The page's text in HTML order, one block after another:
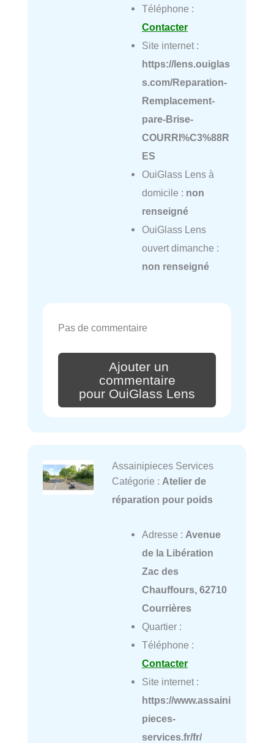
Téléphone :
Contacter
Site internet :
https://lens.ouiglas
s.com/Reparation-
Remplacement-
pare-Brise-
COURRI%C3%88R
ES
OuiGlass Lens à
domicile : non
renseigné
OuiGlass Lens
ouvert dimanche :
non renseigné
Pas de commentaire
Ajouter un
commentaire
pour OuiGlass Lens
Assainipieces Services
Catégorie : Atelier de
réparation pour poids
Adresse : Avenue
de la Libération
Zac des
Chauffours, 62710
Courrières
Quartier :
Téléphone :
Contacter
Site internet :
https://www.assaini
pieces-
services.fr/fr/